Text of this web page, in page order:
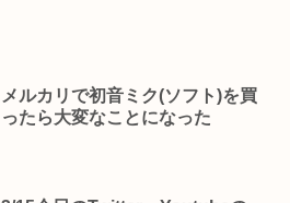
メルカリで初音ミク(ソフト)を買
ったら大変なことになった